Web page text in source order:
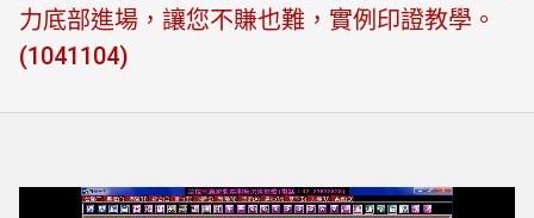
力底部進場，讓您不賺也難，實例印證教學。
(1041104)